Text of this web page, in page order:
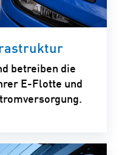
betreiben die
E-Flotte und